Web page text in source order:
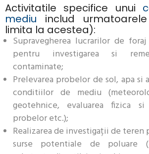
Activitatile specifice unui
mediu includ
limita la acestea):
Supravegherea lucrarilor de
pentru investigarea si
contaminate;
Prelevarea probelor de sol, apa si
conditiilor de mediu
geotehnice, evaluarea fizica
probelor etc.);
Realizarea de investigații de
surse potentiale de poluare